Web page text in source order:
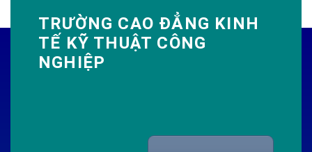
TRƯỜNG CAO ĐẲNG KINH
TẾ KỸ THUẬT CÔNG
NGHIỆP